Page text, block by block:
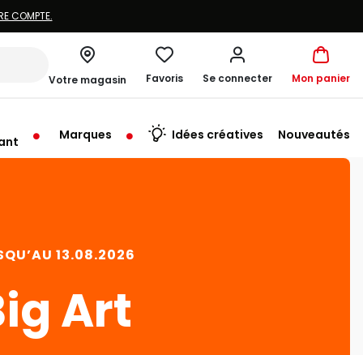
COMPTE.
Votre magasin
à 10:00
Favoris Se connecter Mon panier
Marques Idées créatives Nouveautés
13.08.2026
Art